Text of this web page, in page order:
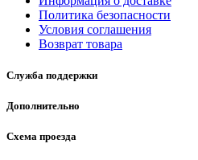
Политика безопасности
Условия соглашения
Возврат товара
Служба поддержки
Дополнительно
Схема проезда